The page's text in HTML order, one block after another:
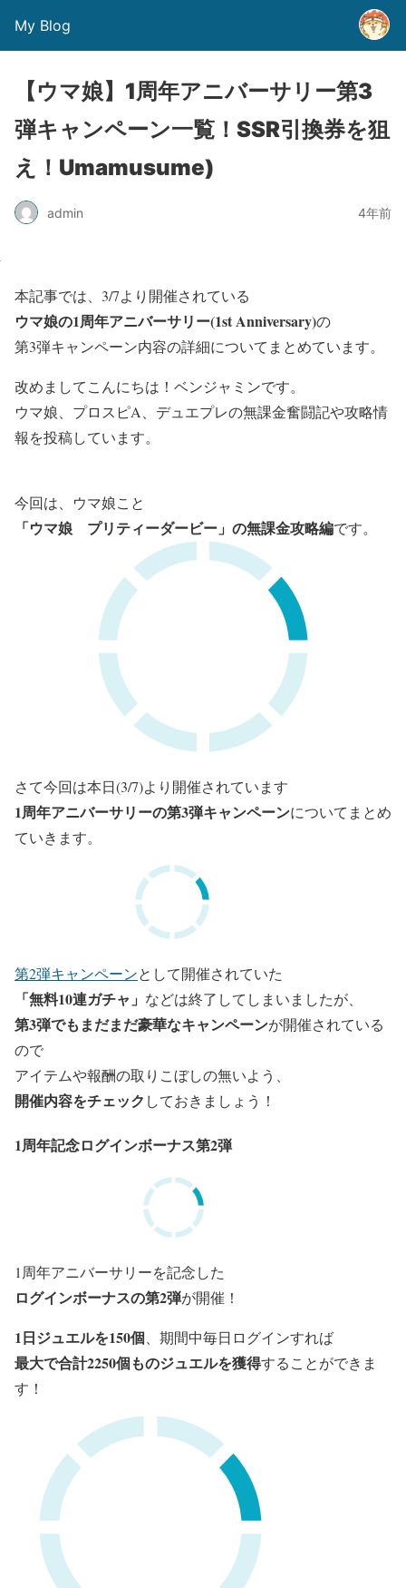
My Blog
【ウマ娘】1周年アニバーサリー第3
弾キャンペーン一覧！SSR引換券を狙
え！Umamusume)
admin 4年前
本記事では、3/7より開催されている
ウマ娘の1周年アニバーサリー(1st Anniversary)の
第3弾キャンペーン内容の詳細についてまとめています。
改めましてこんにちは！ベンジャミンです。
ウマ娘、プロスピA、デュエプレの無課金奮闘記や攻略情
報を投稿しています。
今回は、ウマ娘こと
「ウマ娘 プリティーダービー」の無課金攻略編です。
さて今回は本日(3/7)より開催されています
1周年アニバーサリーの第3弾キャンペーンについてまとめ
ていきます。
第2弾キャンペーンとして開催されていた
「無料10連ガチャ」 などは終了してしまいましたが、
第3弾でもまだまだ豪華なキャンペーンが開催されている
ので
アイテムや報酬の取りこぼしの無いよう、
開催内容をチェック しておきましょう！
1周年記念ログインボーナス第2弾
1周年アニバーサリーを記念した
ログインボーナスの第2弾が開催！
1日ジュエルを150個、期間中毎日ログインすれば
最大で合計2250個ものジュエルを獲得することができま
す！